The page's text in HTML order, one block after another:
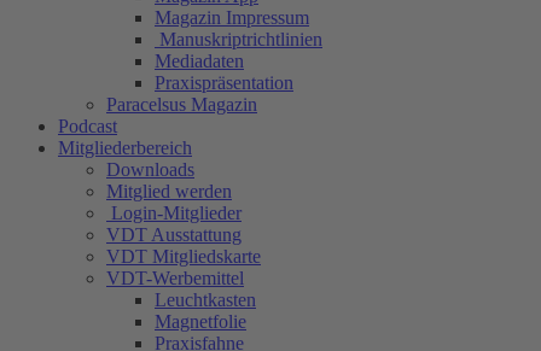
Magazin Impressum
Manuskriptrichtlinien
Mediadaten
Praxispräsentation
Paracelsus Magazin
Podcast
Mitgliederbereich
Downloads
Mitglied werden
Login-Mitglieder
VDT Ausstattung
VDT Mitgliedskarte
VDT-Werbemittel
Leuchtkasten
Magnetfolie
Praxisfahne